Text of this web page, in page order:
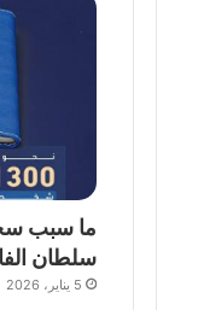
ما سبب
سلطان
5 يناير، 2026